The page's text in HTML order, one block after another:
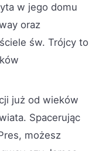
w jego domu
oraz
św. Trójcy to
już od wieków
Spacerując
możesz